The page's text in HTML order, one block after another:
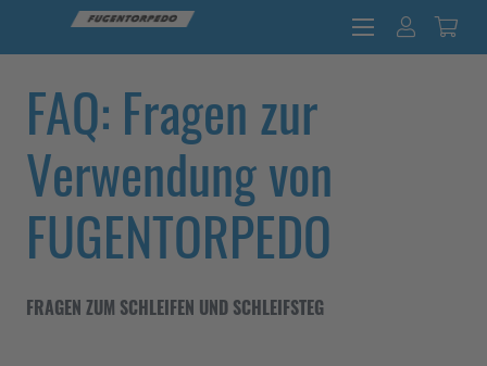
FAQ: Fragen zur
Verwendung von
FUGENTORPEDO
FRAGEN ZUM SCHLEIFEN UND SCHLEIFSTEG